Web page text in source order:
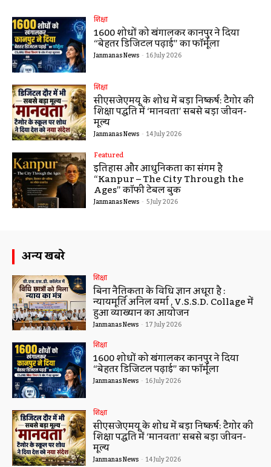
शिक्षा
1600 शोधों को खंगालकर कानपुर ने दिया
“बेहतर डिजिटल पढ़ाई” का फॉर्मूला
Janmanas News - 16 July 2026
शिक्षा
सीएसजेएमयू के शोध में बड़ा निष्कर्ष: टैगोर की
शिक्षा पद्धति में ‘मानवता’ सबसे बड़ा जीवन-
मूल्य
Janmanas News - 14 July 2026
Featured
इतिहास और आधुनिकता का संगम है
“Kanpur – The City Through the
Ages” कॉफी टेबल बुक
Janmanas News - 5 July 2026
अन्य खबरे
शिक्षा
बिना नैतिकता के विधि ज्ञान अधूरा है :
न्यायमूर्ति अनिल वर्मा , V.S.S.D. Collage में
हुआ व्याख्यान का आयोजन
Janmanas News - 17 July 2026
शिक्षा
1600 शोधों को खंगालकर कानपुर ने दिया
“बेहतर डिजिटल पढ़ाई” का फॉर्मूला
Janmanas News - 16 July 2026
शिक्षा
सीएसजेएमयू के शोध में बड़ा निष्कर्ष: टैगोर की
शिक्षा पद्धति में ‘मानवता’ सबसे बड़ा जीवन-
मूल्य
Janmanas News - 14 July 2026